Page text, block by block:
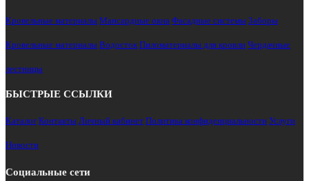
Кровельные материалы Мансардные окна Фасадные системы Заборы
Кровельные материалы Водосток Пиломатериалы для кровли Чердачные
лестницы
БЫСТРЫЕ ССЫЛКИ
Каталог Контакты Личный кабинет Политика конфиденциальности Услуги
Новости
Социальные сети